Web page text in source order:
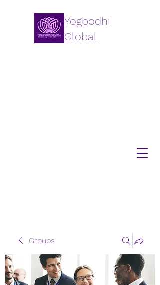
Yogbodhi
Global
Groups